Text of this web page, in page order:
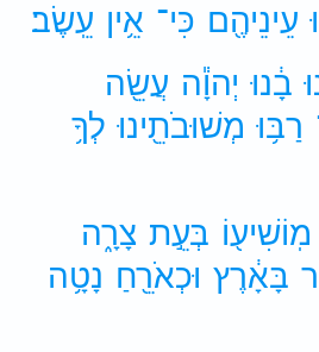
עֵינֵיהֶ֖ם כִּי־ אֵ֥ין עֵֽשֶׂב׃
בָ֔נוּ יְהוָ֕ה עֲשֵׂ֖ה
רַבּ֥וּ מְשׁוּבֹתֵ֖ינוּ לְךָ֥
מֽוֹשִׁיע֖וֹ בְּעֵ֣ת צָרָ֑ה
בָּאָ֔רֶץ וּכְאֹרֵ֖חַ נָטָ֥ה